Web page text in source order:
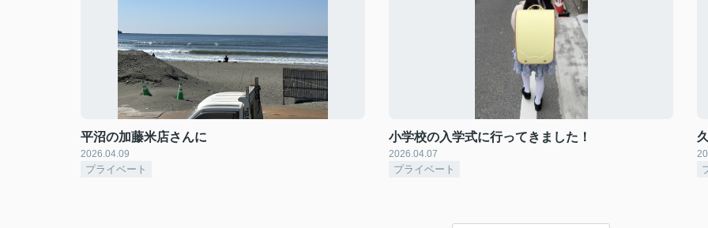
平沼の加藤米店さんに
2026.04.09
プライベート
小学校の入学式に行ってきました！
2026.04.07
プライベート